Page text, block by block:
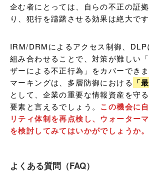
企む者にとっては、自らの不正の証
り、犯行を躊躇させる効果は絶大です
IRM/DRMによるアクセス制御、DLP
組み合わせることで、対策が難しい
ザーによる不正行為」をカバーでき
マーキングは、多層防御における 「
として、企業の重要な情報資産を守
要素と言えるでしょう。 この機会に
リティ体制を再点検し、ウォーター
を検討してみてはいかがでしょうか。
よくある質問（FAQ）